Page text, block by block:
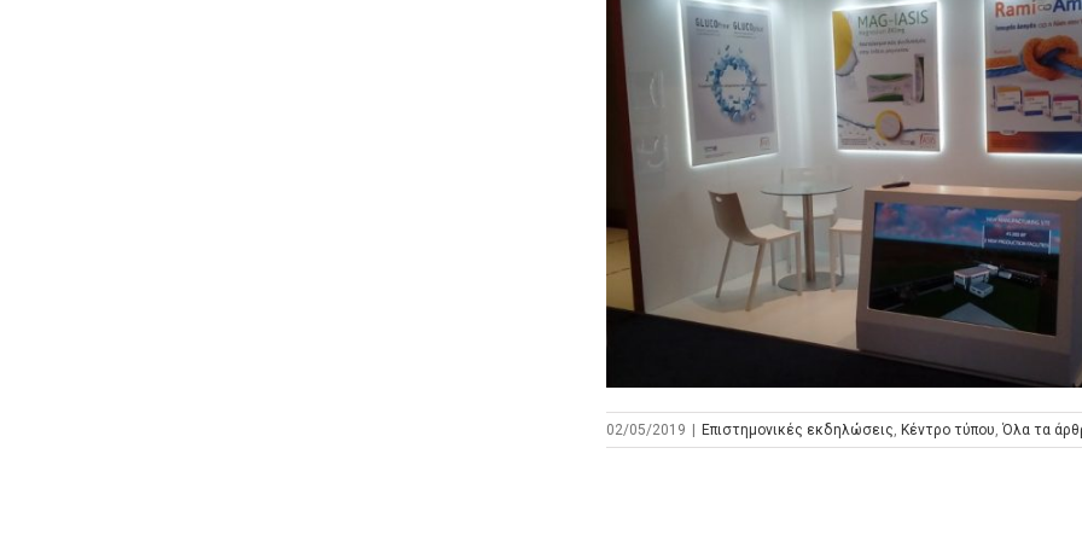
02/05/2019 | Επιστημονικές εκδηλώσεις, Κέντρο τύπου, Όλα τα